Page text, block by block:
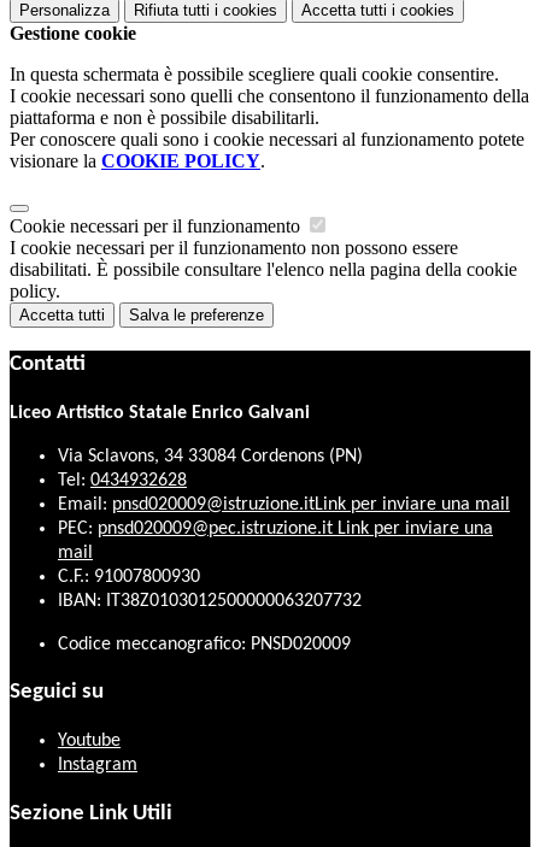
Personalizza Rifiuta tutti i cookies Accetta tutti i cookies
Gestione cookie
In questa schermata è possibile scegliere quali cookie consentire.
I cookie necessari sono quelli che consentono il funzionamento della
piattaforma e non è possibile disabilitarli.
Per conoscere quali sono i cookie necessari al funzionamento potete
visionare la COOKIE POLICY.
Cookie necessari per il funzionamento
I cookie necessari per il funzionamento non possono essere
disabilitati. È possibile consultare l'elenco nella pagina della cookie
policy.
Accetta tutti Salva le preferenze
Contatti
Liceo Artistico Statale Enrico Galvani
Via Sclavons, 34 33084 Cordenons (PN)
Tel: 0434932628
Email: pnsd020009@istruzione.itLink per inviare una mail
PEC: pnsd020009@pec.istruzione.it Link per inviare una
mail
C.F.: 91007800930
IBAN: IT38Z0103012500000063207732
Codice meccanografico: PNSD020009
Seguici su
Youtube
Instagram
Sezione Link Utili